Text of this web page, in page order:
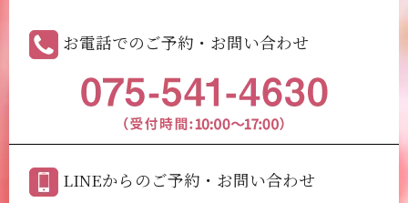
お電話でのご予約・お問い合わせ
LINEからのご予約・お問い合わせ